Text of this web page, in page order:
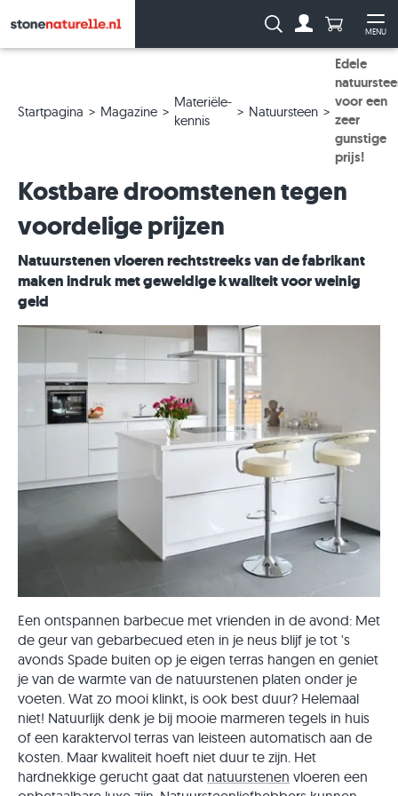
MENU
Zoeken: Aantal
Startpagina Magazine
Materiële-
kennis
Natuursteen
Edele
voor een
zeer
gunstige
prijs!
Kostbare droomstenen tegen
voordelige prijzen
Natuurstenen vloeren rechtstreeks van de fabrikant
maken indruk met geweldige kwaliteit voor weinig
geld
Een ontspannen barbecue met vrienden in de avond: Met
de geur van gebarbecued eten in je neus blijf je tot 's
avonds Spade buiten op je eigen terras hangen en geniet
je van de warmte van de natuurstenen platen onder je
voeten. Wat zo mooi klinkt, is ook best duur? Helemaal
niet! Natuurlijk denk je bij mooie marmeren tegels in huis
of een karaktervol terras van leisteen automatisch aan de
kosten. Maar kwaliteit hoeft niet duur te zijn. Het
hardnekkige gerucht gaat dat natuurstenen vloeren een